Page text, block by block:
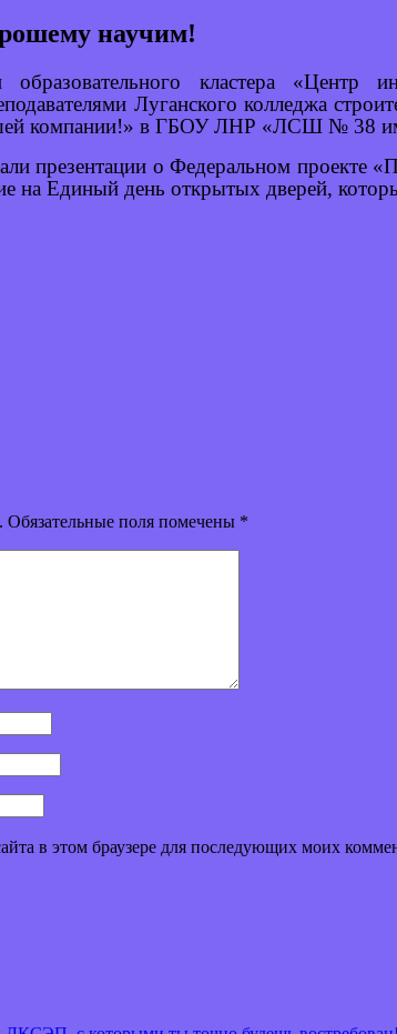
научим!
кластера «Центр
Луганского колледжа
компании!» в ГБОУ ЛНР «ЛСШ № 38
презентации о Федеральном проекте
на Единый день открытых дверей,
Обязательные поля помечены *
в этом браузере для последующих моих